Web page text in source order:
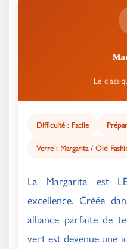
Le
Difficulté : Facile
Verre : Margarita / Old
La Margarita est
excellence. Créée
alliance parfaite de
vert est devenue une